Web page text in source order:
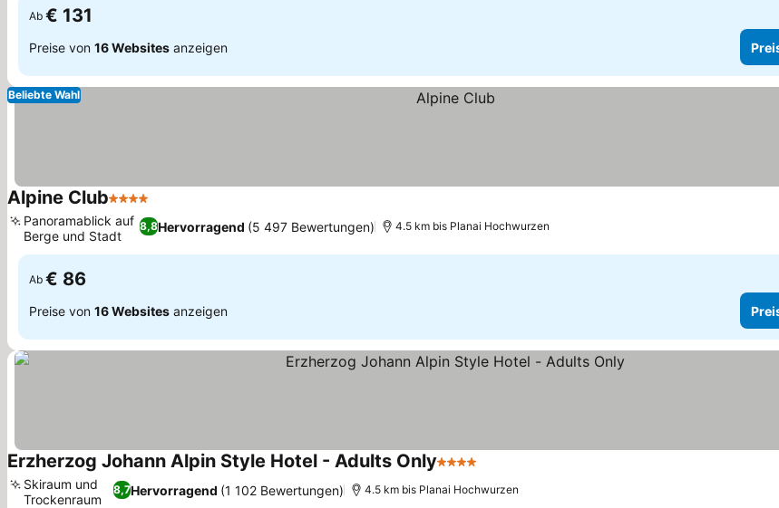
Ab € 131
Preise von 16 Websites anzeigen
Beliebte Wahl
Alpine Club4 Sterne
8,8Hervorragend (5 497 Bewertungen)
Panoramablick auf
Berge und Stadt
4.5 km bis Planai Hochwurzen
Ab € 86
Preise von 16 Websites anzeigen
Erzherzog Johann Alpin Style Hotel - Adults Only4 Sterne
8,7Hervorragend (1 102 Bewertungen)
Skiraum und
Trockenraum
4.5 km bis Planai Hochwurzen